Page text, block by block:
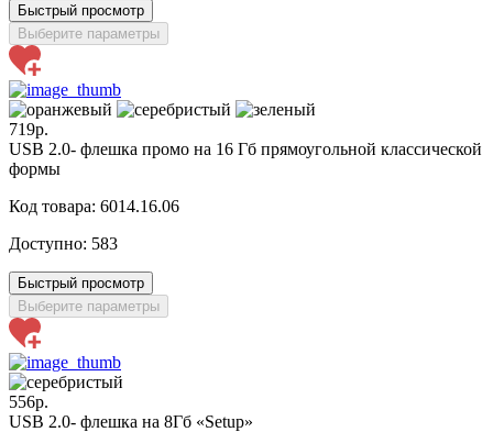
Быстрый просмотр
Выберите параметры
719р.
USB 2.0- флешка промо на 16 Гб прямоугольной классической
формы
Код товара: 6014.16.06
Доступно: 583
Быстрый просмотр
Выберите параметры
556р.
USB 2.0- флешка на 8Гб «Setup»